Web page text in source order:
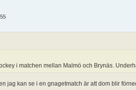
i matchen mellan Malmö och Brynäs.
jag kan se i en gnagetmatch är att dom blir